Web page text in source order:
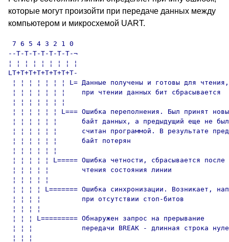
которые могут произойти при передаче данных между
компьютером и микросхемой UART.
7 6 5 4 3 2 1 0
--T-T-T-T-T-T-T-¬
¦ ¦ ¦ ¦ ¦ ¦ ¦ ¦ ¦
LT+T+T+T+T+T+T+T-
¦ ¦ ¦ ¦ ¦ ¦ ¦ L= Данные получены и готовы для чтения,
¦ ¦ ¦ ¦ ¦ ¦ ¦    при чтении данных бит сбрасывается
¦ ¦ ¦ ¦ ¦ ¦ ¦
¦ ¦ ¦ ¦ ¦ ¦ L=== Ошибка переполнения. Был принят
¦ ¦ ¦ ¦ ¦ ¦      байт данных, а предыдущий еще не
¦ ¦ ¦ ¦ ¦ ¦      считан программой. В результате
¦ ¦ ¦ ¦ ¦ ¦      байт потерян
¦ ¦ ¦ ¦ ¦ ¦
¦ ¦ ¦ ¦ ¦ L===== Ошибка четности, сбрасывается после
¦ ¦ ¦ ¦ ¦        чтения состояния линии
¦ ¦ ¦ ¦ ¦
¦ ¦ ¦ ¦ L======= Ошибка синхронизации. Возникает,
¦ ¦ ¦ ¦          при отсутствии стоп-битов
¦ ¦ ¦ ¦
¦ ¦ ¦ L========= Обнаружен запрос на прерывание
¦ ¦ ¦            передачи BREAK - длинная строка
¦ ¦ ¦